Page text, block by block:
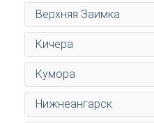
Верхняя Заимка
Кичера
Кумора
Нижнеангарск